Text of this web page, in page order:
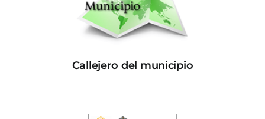
Callejero del municipio